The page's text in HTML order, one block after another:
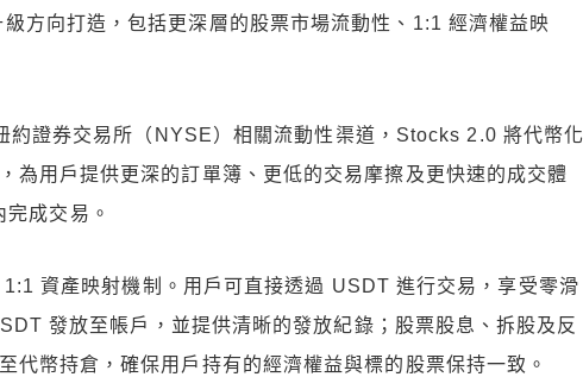
方向打造，包括更深層的股票市場流動性、1:1 經濟權益映
約證券交易所（NYSE）相關流動性渠道，Stocks 2.0 將代幣化
為用戶提供更深的訂單簿、更低的交易摩擦及更快速的成交體
成交易。
資產映射機制。用戶可直接透過 USDT 進行交易，享受零滑
發放至帳戶，並提供清晰的發放紀錄；股票股息、拆股及反
代幣持倉，確保用戶持有的經濟權益與標的股票保持一致。